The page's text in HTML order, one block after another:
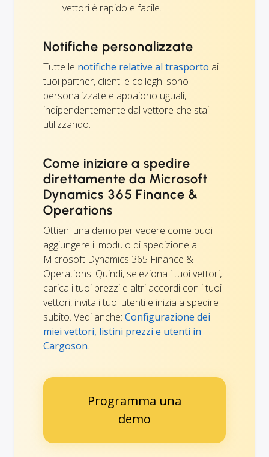
vettori è rapido e facile.
Notifiche personalizzate
Tutte le notifiche relative al trasporto ai
tuoi partner, clienti e colleghi sono
personalizzate e appaiono uguali,
indipendentemente dal vettore che stai
utilizzando.
Come iniziare a spedire
direttamente da Microsoft
Dynamics 365 Finance &
Operations
Ottieni una demo per vedere come puoi
aggiungere il modulo di spedizione a
Microsoft Dynamics 365 Finance &
Operations. Quindi, seleziona i tuoi vettori,
carica i tuoi prezzi e altri accordi con i tuoi
vettori, invita i tuoi utenti e inizia a spedire
subito. Vedi anche: Configurazione dei
miei vettori, listini prezzi e utenti in
Cargoson.
Programma una
demo